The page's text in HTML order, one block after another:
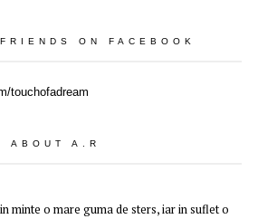
ON FACEBOOK
touchofadream
ABOUT A.R
minte o mare guma de sters, iar in suflet o